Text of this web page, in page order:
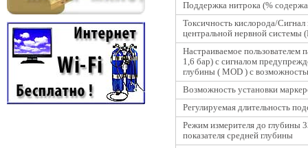
Поддержка нитрока (%
Токсичность кислорода/
центральной нервной системы
Настраиваемое пользователем
1,6 бар) с сигналом
глубины ( MOD ) с
Возможность установки
Регулируемая длительность
Режим измерителя до глубины
показателя средней глубины